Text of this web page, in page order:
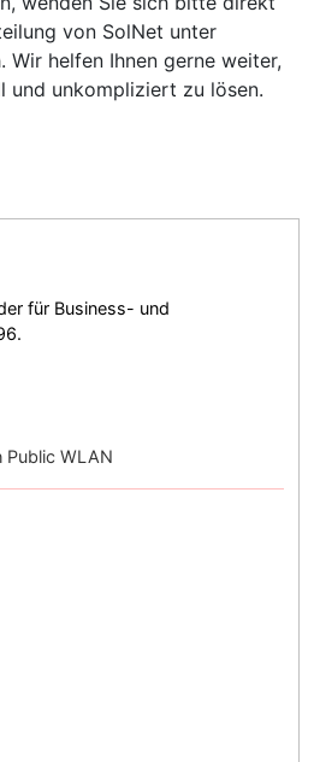
von SolNet unter
Wir helfen Ihnen gerne weiter,
und unkompliziert zu lösen.
für Business- und
Public WLAN